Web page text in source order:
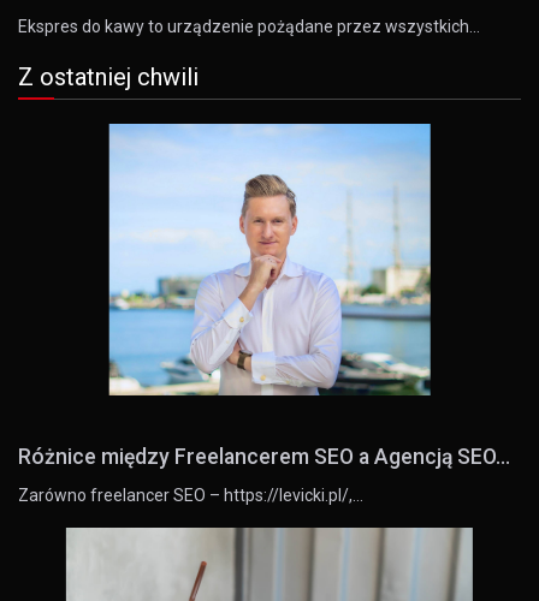
Ekspres do kawy to urządzenie pożądane przez wszystkich…
Z ostatniej chwili
Różnice między Freelancerem SEO a Agencją SEO...
Zarówno freelancer SEO – https://levicki.pl/,…